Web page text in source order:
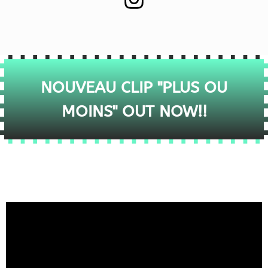
NOUVEAU CLIP "PLUS OU
MOINS" OUT NOW!!